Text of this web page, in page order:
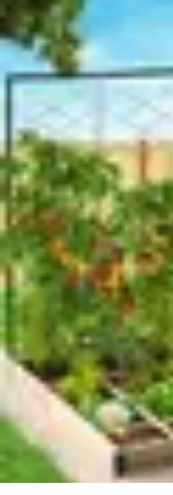
Guide Légumes
JardinageChoix des
Écologique
Astuces
Guide Légumes